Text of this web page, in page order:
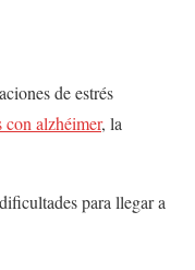
de estrés
con alzhéimer, la
para llegar a